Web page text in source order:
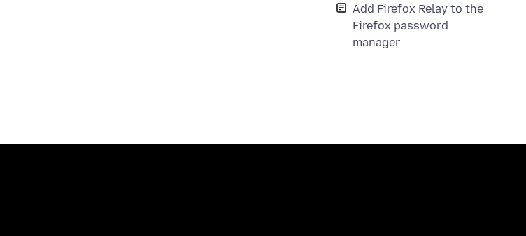
Add Firefox Relay to the
Firefox password
manager